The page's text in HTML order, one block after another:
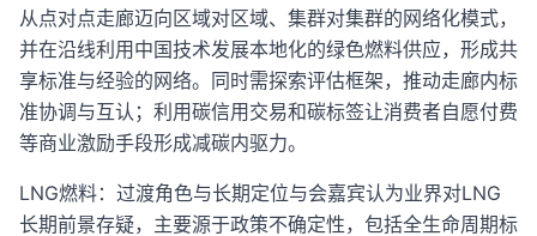
从点对点走廊迈向区域对区域、集群对集群的网络化模式，
并在沿线利用中国技术发展本地化的绿色燃料供应，形成共
享标准与经验的网络。同时需探索评估框架，推动走廊内标
准协调与互认；利用碳信用交易和碳标签让消费者自愿付费
等商业激励手段形成减碳内驱力。
LNG燃料：过渡角色与长期定位与会嘉宾认为业界对LNG
长期前景存疑，主要源于政策不确定性，包括全生命周期标